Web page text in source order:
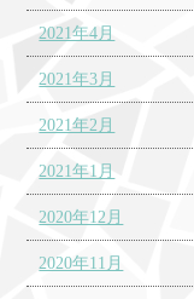
2021年4月
2021年3月
2021年2月
2021年1月
2020年12月
2020年11月